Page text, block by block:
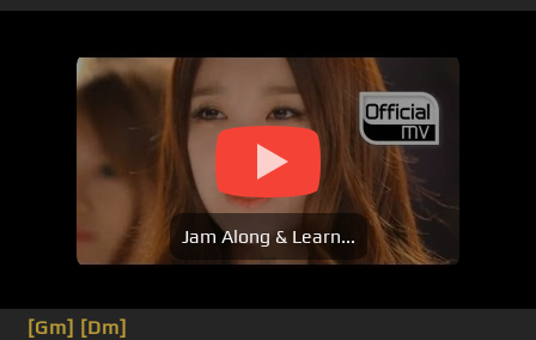
Jam Along & Learn...
[Gm] [Dm]